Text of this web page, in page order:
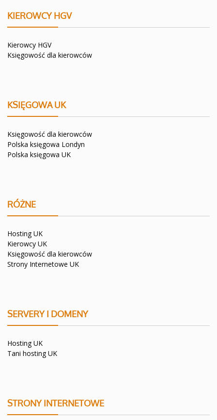
KIEROWCY HGV
Kierowcy HGV
Księgowość dla kierowców
KSIĘGOWA UK
Księgowość dla kierowców
Polska księgowa Londyn
Polska księgowa UK
RÓŻNE
Hosting UK
Kierowcy UK
Księgowość dla kierowców
Strony Internetowe UK
SERVERY I DOMENY
Hosting UK
Tani hosting UK
STRONY INTERNETOWE